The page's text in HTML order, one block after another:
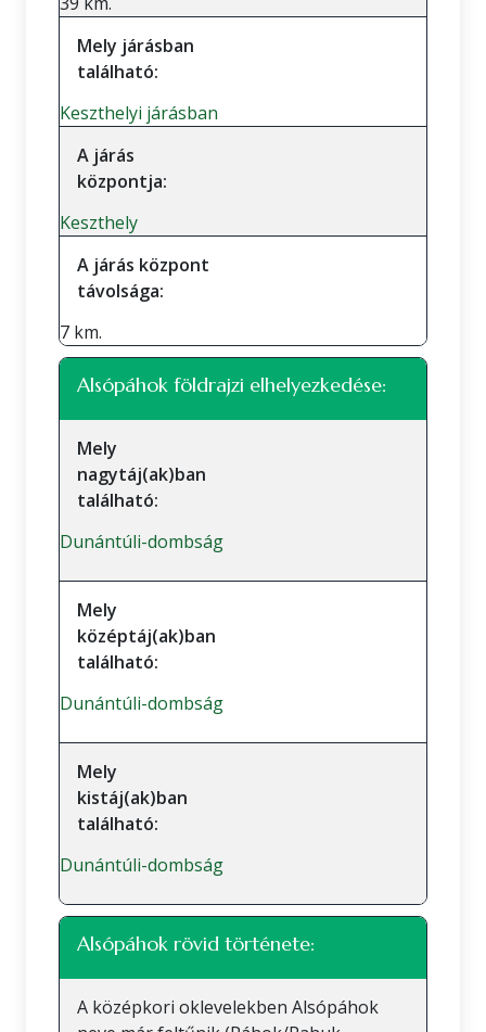
Mely járásban
található:
Keszthelyi járásban
A járás
központja:
Keszthely
A járás központ
távolsága:
7 km.
Alsópáhok földrajzi elhelyezkedése:
Mely
nagytáj(ak)ban
található:
Dunántúli-dombság
Mely
középtáj(ak)ban
található:
Dunántúli-dombság
Mely
kistáj(ak)ban
található:
Dunántúli-dombság
Alsópáhok rövid története:
A középkori oklevelekben Alsópáhok